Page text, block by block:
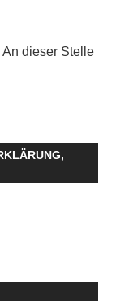
dieser Stelle